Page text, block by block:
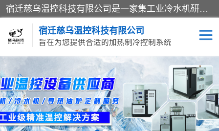
宿迁慈乌温控科技有限公司是一家集工业冷水机研发、制造、营销、服务于一体的技术生产型企业，经营范围包括：冷水机、螺杆式冷水机组、工业冷水机、水冷式冷水机、风冷式冷水机组、风冷螺杆式冷冻机组、冷冻机、注塑专用冷水机、混泥土专用冷水机、低温防爆冷水机组等。专业温控设备供应商 模温机/冷水机/导热油炉定制服务等
宿迁慈乌温控科技有限公司
旨在为您提供合适的加热制冷控制系统
冷水机 模温机
导热油加热器